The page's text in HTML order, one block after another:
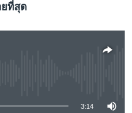
ที่สุด
available
3:14